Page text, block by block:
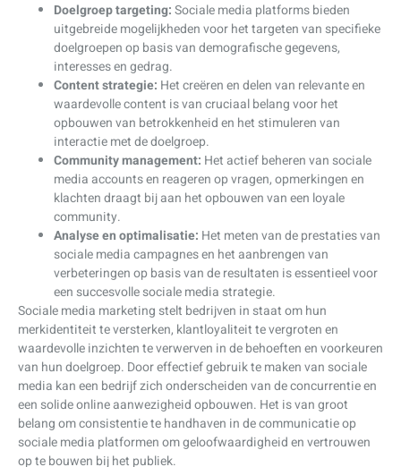
Doelgroep targeting:Sociale media platforms bieden
uitgebreide mogelijkheden voor het targeten van specifieke
doelgroepen op basis van demografische gegevens,
interesses en gedrag.
Content strategie: Het creëren en delen van relevante en
waardevolle content is van cruciaal belang voor het
opbouwen van betrokkenheid en het stimuleren van
interactie met de doelgroep.
Community management: Het actief beheren van sociale
media accounts en reageren op vragen, opmerkingen en
klachten draagt bij aan het opbouwen van een loyale
community.
Analyse en optimalisatie: Het meten van de prestaties van
sociale media campagnes en het aanbrengen van
verbeteringen op basis van de resultaten is essentieel voor
een succesvolle sociale media strategie.
Sociale media marketing stelt bedrijven in staat om hun
merkidentiteit te versterken, klantloyaliteit te vergroten en
waardevolle inzichten te verwerven in de behoeften en voorkeuren
van hun doelgroep. Door effectief gebruik te maken van sociale
media kan een bedrijf zich onderscheiden van de concurrentie en
een solide online aanwezigheid opbouwen. Het is van groot
belang om consistentie te handhaven in de communicatie op
sociale media platformen om geloofwaardigheid en vertrouwen
op te bouwen bij het publiek.